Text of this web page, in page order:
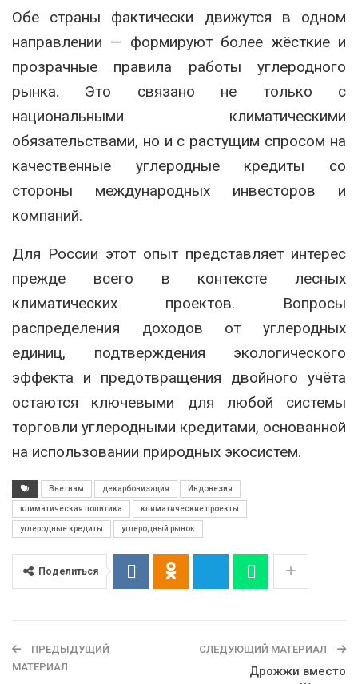
Обе страны фактически движутся в одном
направлении — формируют более жёсткие и
прозрачные правила работы углеродного
рынка. Это связано не только с
национальными климатическими
обязательствами, но и с растущим спросом на
качественные углеродные кредиты со
стороны международных инвесторов и
компаний.
Для России этот опыт представляет интерес
прежде всего в контексте лесных
климатических проектов. Вопросы
распределения доходов от углеродных
единиц, подтверждения экологического
эффекта и предотвращения двойного учёта
остаются ключевыми для любой системы
торговли углеродными кредитами, основанной
на использовании природных экосистем.
Вьетнам декарбонизация Индонезия
климатическая политика климатические проекты
углеродные кредиты углеродный рынок
Поделиться
ПРЕДЫДУЩИЙ
МАТЕРИАЛ
СЛЕДУЮЩИЙ МАТЕРИАЛ
Дрожжи вместо